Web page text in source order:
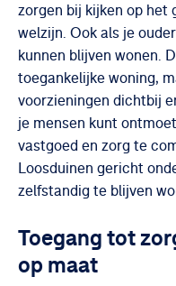
zorgen bij kijken op het
welzijn. Ook als je
kunnen blijven wonen.
toegankelijke woning,
voorzieningen dichtbij
je mensen kunt
vastgoed en zorg te
Loosduinen gericht
zelfstandig te blijven
Toegang tot
op maat